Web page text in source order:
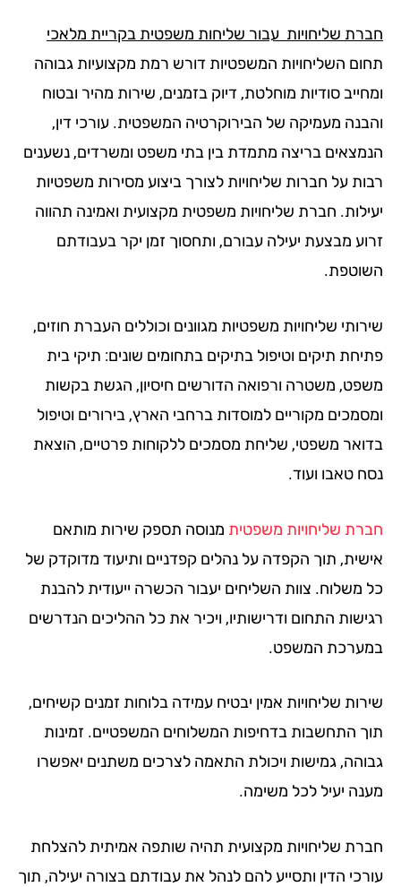
שליחויות עבור שליחות משפטית בקריית מלאכי
השליחויות המשפטיות דורש רמת מקצועיות גבוהה
סודיות מוחלטת, דיוק בזמנים, שירות מהיר ובטוח
מעמיקה של הבירוקרטיה המשפטית. עורכי דין,
בריצה מתמדת בין בתי משפט ומשרדים, נשענים
על חברות שליחויות לצורך ביצוע מסירות משפטיות
חברת שליחויות משפטית מקצועית ואמינה תהווה
מבצעת יעילה עבורם, ותחסוך זמן יקר בעבודתם
שליחויות משפטיות מגוונים וכוללים העברת חוזים,
תיקים וטיפול בתיקים בתחומים שונים: תיקי בית
משטרה ורפואה הדורשים חיסיון, הגשת בקשות
מקוריים למוסדות ברחבי הארץ, בירורים וטיפול
משפטי, שליחת מסמכים ללקוחות פרטיים, הוצאת
טאבו ועוד.
שליחויות משפטיתמנוסה תספק שירות מותאם
תוך הקפדה על נהלים קפדניים ותיעוד מדוקדק של
משלוח. צוות השליחים יעבור הכשרה ייעודית להבנת
התחום ודרישותיו, ויכיר את כל ההליכים הנדרשים
המשפט.
שליחויות אמין יבטיח עמידה בלוחות זמנים קשיחים,
התחשבות בדחיפות המשלוחים המשפטיים. זמינות
גמישות ויכולת התאמה לצרכים משתנים יאפשרו
יעיל לכל משימה.
שליחויות מקצועית תהיה שותפה אמיתית להצלחת
הדין ותסייע להם לנהל את עבודתם בצורה יעילה, תוך